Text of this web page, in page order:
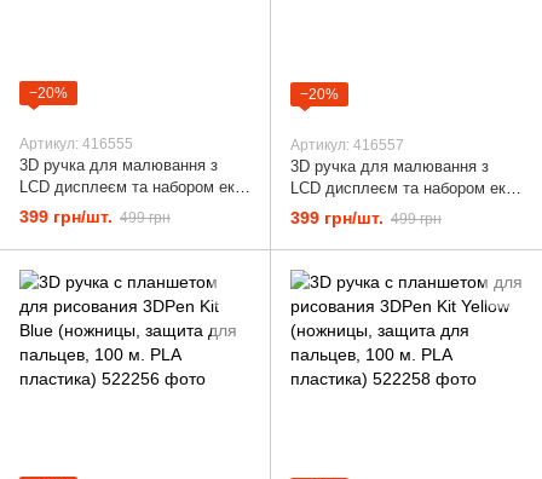
−20%
Артикул: 416555
3D ручка для малювання з
LCD дисплеєм та набором еко
пластику 3DPen-2 Yellow
399 грн/шт. 499 грн
−20%
Артикул: 416557
3D ручка для малювання з
LCD дисплеєм та набором еко
пластику 3DPen-2 Violet
399 грн/шт. 499 грн